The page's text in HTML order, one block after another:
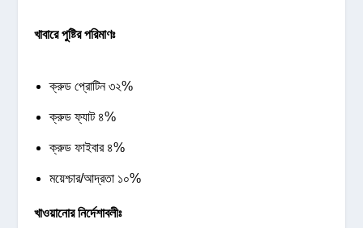
খাবারে পুষ্টির পরিমাণঃ
ক্রুড প্রোটিন ৩২%
ক্রুড ফ্যাট ৪%
ক্রুড ফাইবার ৪%
ময়েশ্চার/আদ্রতা ১০%
খাওয়ানোর নির্দেশাবলীঃ